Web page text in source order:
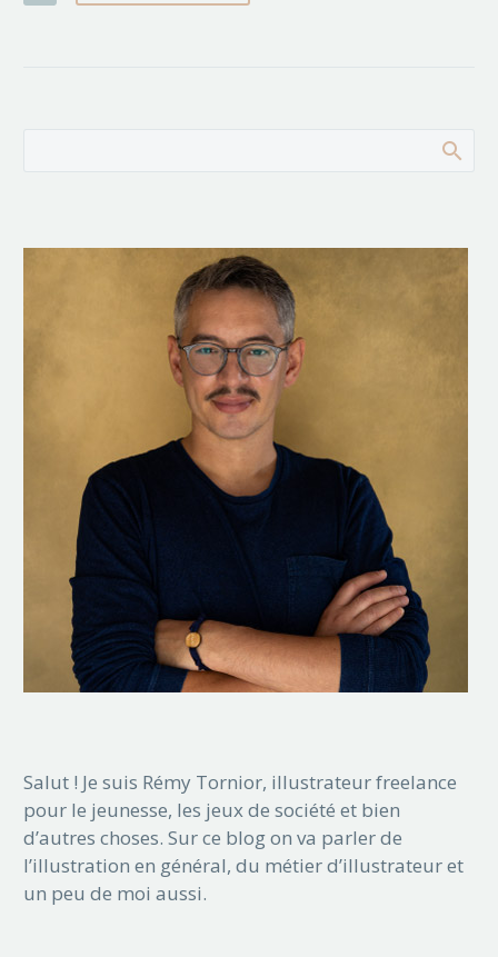
Salut ! Je suis Rémy Tornior, illustrateur freelance
pour le jeunesse, les jeux de société et bien
d’autres choses. Sur ce blog on va parler de
l’illustration en général, du métier d’illustrateur et
un peu de moi aussi.